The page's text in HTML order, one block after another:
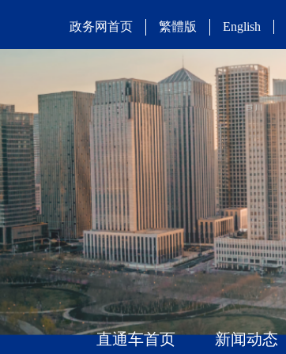
政务网首页 繁體版 English
直通车首页 新闻动态